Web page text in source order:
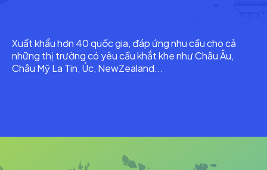
Xuất khẩu hơn 40 quốc gia, đáp ứng nhu cầu cho cả
những thị trường có yêu cầu khắt khe như Châu Âu,
Châu Mỹ La Tin, Úc, NewZealand...